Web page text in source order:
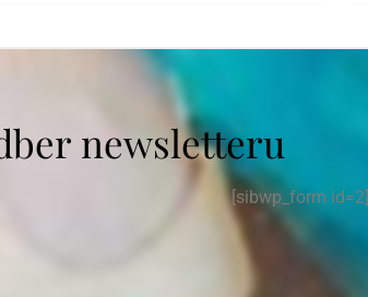
newsletteru
[sibwp_form id=2]